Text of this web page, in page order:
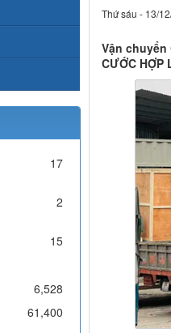
Thứ sáu - 13/
Vận
CƯỚC HỢP
17
2
15
6,528
61,400